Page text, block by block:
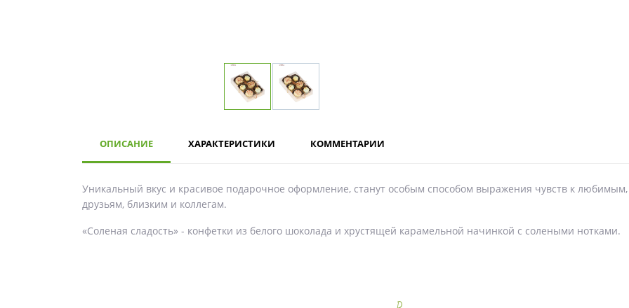
ОПИСАНИЕ ХАРАКТЕРИСТИКИ КОММЕНТАРИИ
Уникальный вкус и красивое подарочное оформление, станут особым способом выражения чувств к любимым,
друзьям, близким и коллегам.
«Соленая сладость» - конфетки из белого шоколада и хрустящей карамельной начинкой с солеными нотками.